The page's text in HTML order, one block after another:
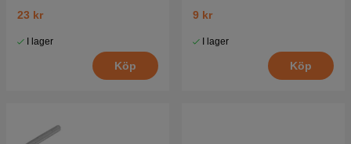
23 kr
I lager
Köp
9 kr
I lager
Köp